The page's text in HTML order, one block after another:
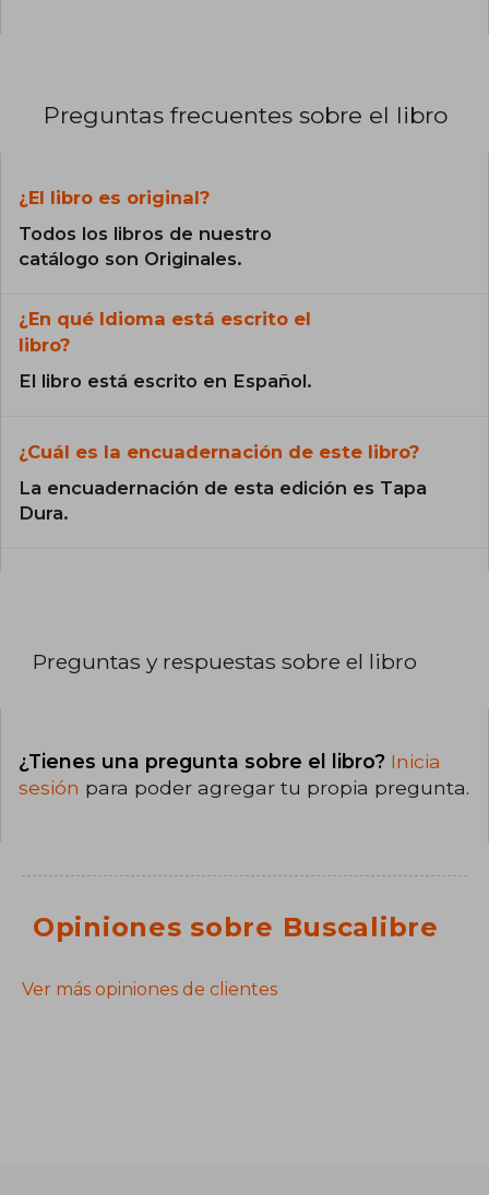
Preguntas frecuentes sobre el libro
¿El libro es original?
Todos los libros de nuestro
catálogo son Originales.
¿En qué Idioma está escrito el
libro?
El libro está escrito en Español.
¿Cuál es la encuadernación de este libro?
La encuadernación de esta edición es Tapa
Dura.
Preguntas y respuestas sobre el libro
¿Tienes una pregunta sobre el libro? Inicia
sesión para poder agregar tu propia pregunta.
Opiniones sobre Buscalibre
Ver más opiniones de clientes